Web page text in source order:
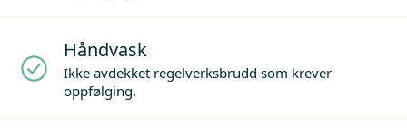
Håndvask
Ikke avdekket regelverksbrudd som krever
oppfølging.